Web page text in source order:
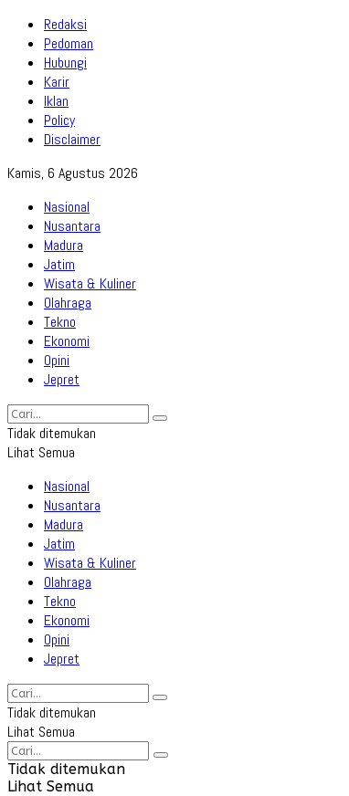
Redaksi
Pedoman
Hubungi
Karir
Iklan
Policy
Disclaimer
Kamis, 6 Agustus 2026
Nasional
Nusantara
Madura
Jatim
Wisata & Kuliner
Olahraga
Tekno
Ekonomi
Opini
Jepret
Tidak ditemukan
Lihat Semua
Nasional
Nusantara
Madura
Jatim
Wisata & Kuliner
Olahraga
Tekno
Ekonomi
Opini
Jepret
Tidak ditemukan
Lihat Semua
Tidak ditemukan
Lihat Semua